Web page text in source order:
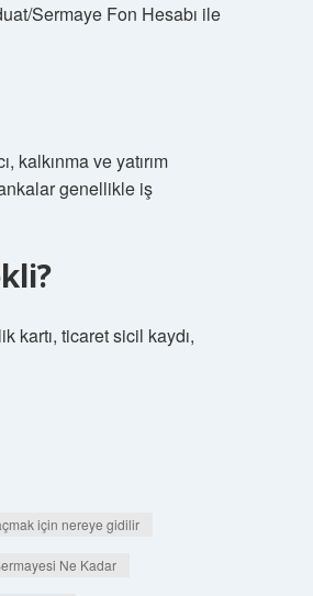
Sermaye Fon Hesabı ile
kalkınma ve yatırım
genellikle iş
kartı, ticaret sicil kaydı,
için nereye gidilir
Ne Kadar